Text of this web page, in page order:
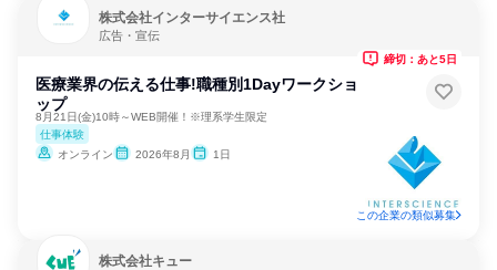
株式会社インターサイエンス社
広告・宣伝
医療業界の伝える仕事!職種別1Dayワークショ
ップ
8月21日(金)10時～WEB開催！※理系学生限定
仕事体験
オンライン
2026年8月 1日
締切：あと5日
この企業の類似募集
株式会社キュー